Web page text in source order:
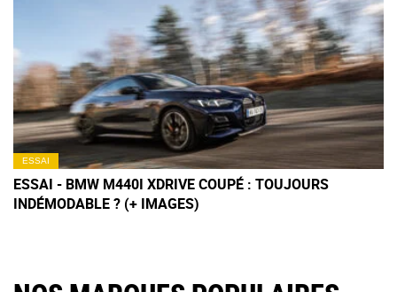
ESSAI
ESSAI - BMW M440I XDRIVE COUPÉ : TOUJOURS
INDÉMODABLE ? (+ IMAGES)